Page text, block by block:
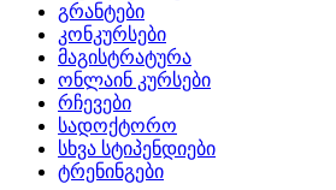
გრანტები
კონკურსები
მაგისტრატურა
ონლაინ კურსები
რჩევები
სადოქტორო
სხვა სტიპენდიები
ტრენინგები